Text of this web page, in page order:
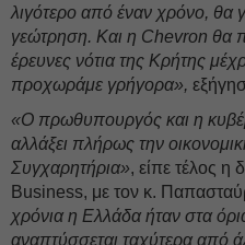
λιγότερο από έναν χρόνο, θα
γεώτρηση. Και η Chevron θα
έρευνες νότια της Κρήτης
προχωράμε γρήγορα»,
«Ο πρωθυπουργός και η
αλλάξει πλήρως την
Συγχαρητήρια», είπε τέλος η
Business, με τον κ.
χρόνια η Ελλάδα ήταν στα
αναπτύσσεται ταχύτερα από